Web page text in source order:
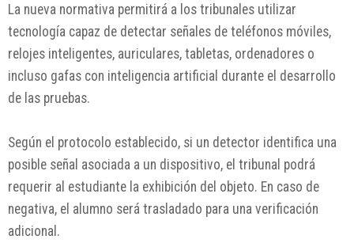
La nueva normativa permitirá a los tribunales utilizar
tecnología capaz de detectar señales de teléfonos móviles,
relojes inteligentes, auriculares, tabletas, ordenadores o
incluso gafas con inteligencia artificial durante el desarrollo
de las pruebas.
Según el protocolo establecido, si un detector identifica una
posible señal asociada a un dispositivo, el tribunal podrá
requerir al estudiante la exhibición del objeto. En caso de
negativa, el alumno será trasladado para una verificación
adicional.